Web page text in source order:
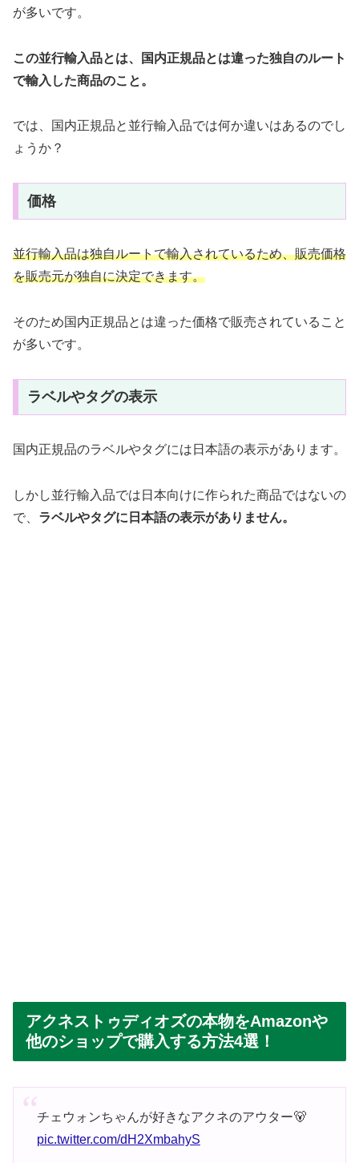
が多いです。
この並行輸入品とは、国内正規品とは違った独自のルート
で輸入した商品のこと。
では、国内正規品と並行輸入品では何か違いはあるのでし
ょうか？
価格
並行輸入品は独自ルートで輸入されているため、販売価格
を販売元が独自に決定できます。
そのため国内正規品とは違った価格で販売されていること
が多いです。
ラベルやタグの表示
国内正規品のラベルやタグには日本語の表示があります。
しかし並行輸入品では日本向けに作られた商品ではないの
で、 ラベルやタグに日本語の表示がありません。
アクネストゥディオズの本物をAmazonや
他のショップで購入する方法4選！
チェウォンちゃんが好きなアクネのアウター🐻
pic.twitter.com/dH2XmbahyS